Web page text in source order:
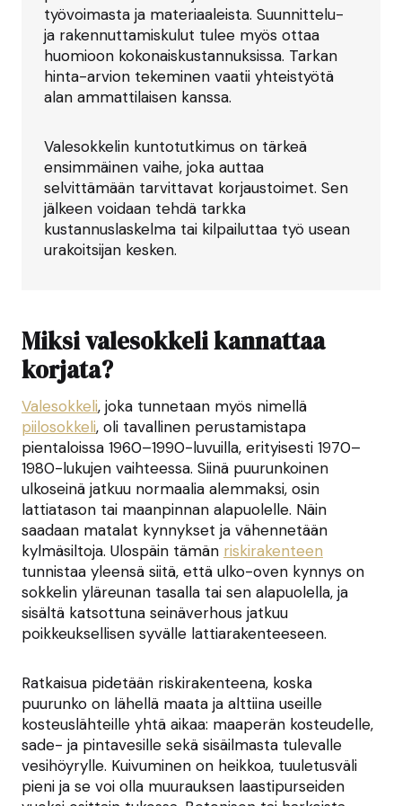
työvoimasta ja materiaaleista. Suunnittelu-
ja rakennuttamiskulut tulee myös ottaa
huomioon kokonaiskustannuksissa. Tarkan
hinta-arvion tekeminen vaatii yhteistyötä
alan ammattilaisen kanssa.
Valesokkelin kuntotutkimus on tärkeä
ensimmäinen vaihe, joka auttaa
selvittämään tarvittavat korjaustoimet. Sen
jälkeen voidaan tehdä tarkka
kustannuslaskelma tai kilpailuttaa työ usean
urakoitsijan kesken.
Miksi valesokkeli kannattaa
korjata?
Valesokkeli, joka tunnetaan myös nimellä
piilosokkeli, oli tavallinen perustamistapa
pientaloissa 1960–1990-luvuilla, erityisesti 1970–
1980-lukujen vaihteessa. Siinä puurunkoinen
ulkoseinä jatkuu normaalia alemmaksi, osin
lattiatason tai maanpinnan alapuolelle. Näin
saadaan matalat kynnykset ja vähennetään
kylmäsiltoja. Ulospäin tämän riskirakenteen
tunnistaa yleensä siitä, että ulko-oven kynnys on
sokkelin yläreunan tasalla tai sen alapuolella, ja
sisältä katsottuna seinäverhous jatkuu
poikkeuksellisen syvälle lattiarakenteeseen.
Ratkaisua pidetään riskirakenteena, koska
puurunko on lähellä maata ja alttiina useille
kosteuslähteille yhtä aikaa: maaperän kosteudelle,
sade- ja pintavesille sekä sisäilmasta tulevalle
vesihöyrylle. Kuivuminen on heikkoa, tuuletusväli
pieni ja se voi olla muurauksen laastipurseiden